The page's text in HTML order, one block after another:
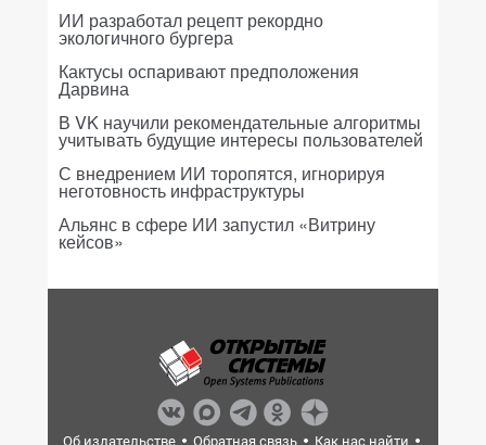
ИИ разработал рецепт рекордно
экологичного бургера
Кактусы оспаривают предположения
Дарвина
В VK научили рекомендательные алгоритмы
учитывать будущие интересы пользователей
С внедрением ИИ торопятся, игнорируя
неготовность инфраструктуры
Альянс в сфере ИИ запустил «Витрину
кейсов»
Об издательстве Обратная связь
Как нас найти